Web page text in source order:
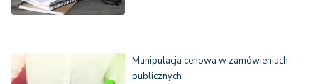
Manipulacja cenowa w zamówieniach
publicznych